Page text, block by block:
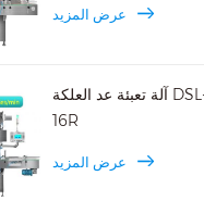
عرض المزيد
آلة تعبئة عد العلكة DSL-
16R
عرض المزيد